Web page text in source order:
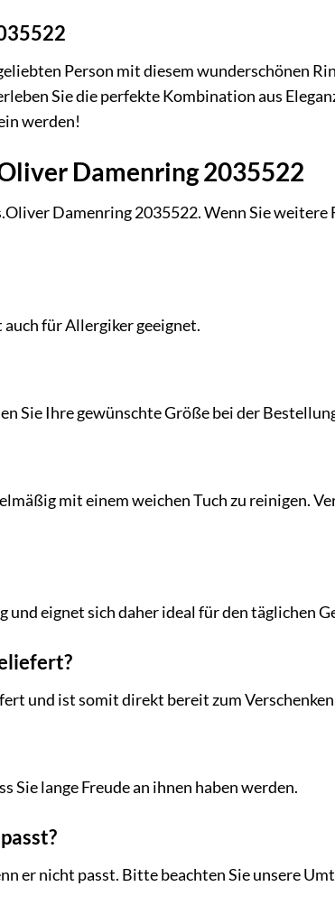
Person mit diesem wunderschönen
Sie die perfekte Kombination aus
werden!
Damenring 2035522
Damenring 2035522. Wenn Sie weitere
für Allergiker geeignet.
Sie Ihre gewünschte Größe bei der
mit einem weichen Tuch zu reinigen.
eignet sich daher ideal für den täglichen
und ist somit direkt bereit zum
Sie lange Freude an ihnen haben werden.
er nicht passt. Bitte beachten Sie unsere